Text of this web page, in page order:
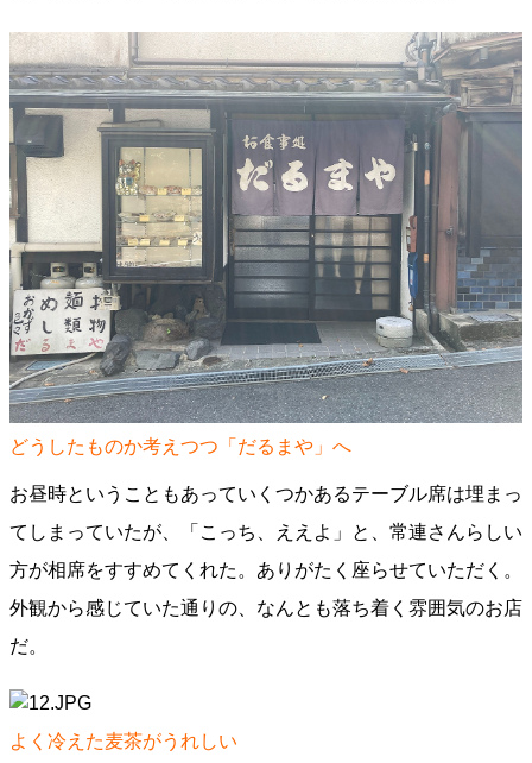
どうしたものか考えつつ「だるまや」へ
お昼時ということもあっていくつかあるテーブル席は埋まっ
てしまっていたが、「こっち、ええよ」と、常連さんらしい
方が相席をすすめてくれた。ありがたく座らせていただく。
外観から感じていた通りの、なんとも落ち着く雰囲気のお店
だ。
よく冷えた麦茶がうれしい